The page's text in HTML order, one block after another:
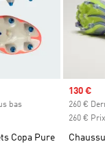
bas
Copa Pure
Prix
130 €
260 €
260 €